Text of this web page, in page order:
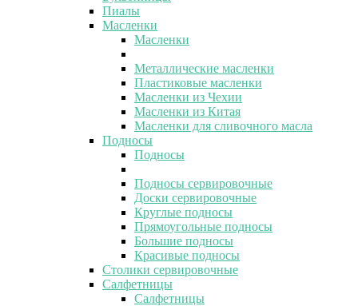
Пиалы
Масленки
Масленки
Металлические масленки
Пластиковые масленки
Масленки из Чехии
Масленки из Китая
Масленки для сливочного масла
Подносы
Подносы
Подносы сервировочные
Доски сервировочные
Круглые подносы
Прямоугольные подносы
Большие подносы
Красивые подносы
Столики сервировочные
Салфетницы
Салфетницы